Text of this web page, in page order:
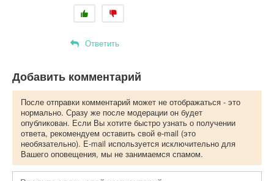
Ответить
Добавить комментарий
После отправки комментарий может не отображаться - это
нормально. Сразу же после модерации он будет
опубликован. Если Вы хотите быстро узнать о получении
ответа, рекомендуем оставить свой e-mail (это
необязательно). E-mail используется исключительно для
Вашего оповещения, мы не занимаемся спамом.